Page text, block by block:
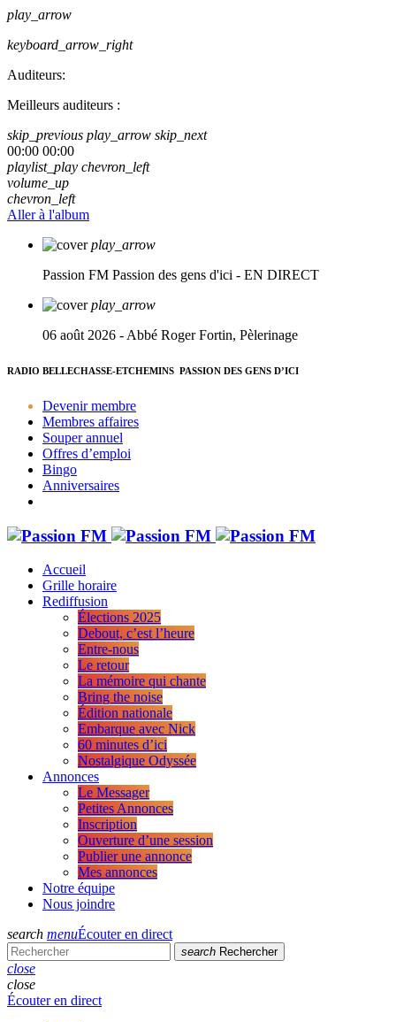
play_arrow
keyboard_arrow_right
Auditeurs:
Meilleurs auditeurs :
skip_previous play_arrow skip_next
00:00 00:00
playlist_play chevron_left
volume_up
chevron_left
Aller à l'album
play_arrow
Passion FM Passion des gens d'ici - EN DIRECT
play_arrow
06 août 2026 - Abbé Roger Fortin, Pèlerinage
RADIO BELLECHASSE-ETCHEMINS PASSION DES GENS D’ICI
Devenir membre
Membres affaires
Souper annuel
Offres d’emploi
Bingo
Anniversaires
Accueil
Grille horaire
Rediffusion
Élections 2025
Debout, c’est l’heure
Entre-nous
Le retour
La mémoire qui chante
Bring the noise
Édition nationale
Embarque avec Nick
60 minutes d’ici
Nostalgique Odyssée
Annonces
Le Messager
Petites Annonces
Inscription
Ouverture d’une session
Publier une annonce
Mes annonces
Notre équipe
Nous joindre
search menuÉcouter en direct
search Rechercher
close
close
Écouter en direct